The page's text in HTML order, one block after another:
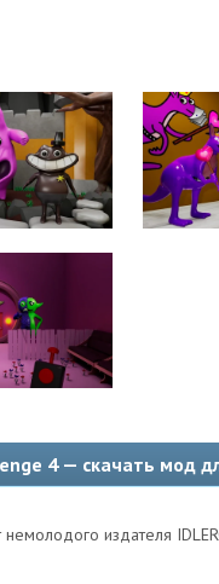
4 — скачать мод
немолодого издателя